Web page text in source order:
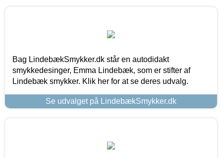
Bag LindebækSmykker.dk står en autodidakt
smykkedesinger, Emma Lindebæk, som er stifter af
Lindebæk smykker. Klik her for at se deres udvalg.
Se udvalget på LindebækSmykker.dk